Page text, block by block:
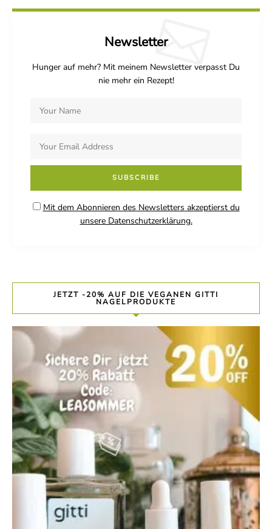
Newsletter
Hunger auf mehr? Mit meinem Newsletter verpasst Du
nie mehr ein Rezept!
Mit dem Abonnieren des Newsletters akzeptierst du
unsere Datenschutzerklärung.
JETZT -20% AUF DIE VEGANEN GITTI
NAGELPRODUKTE